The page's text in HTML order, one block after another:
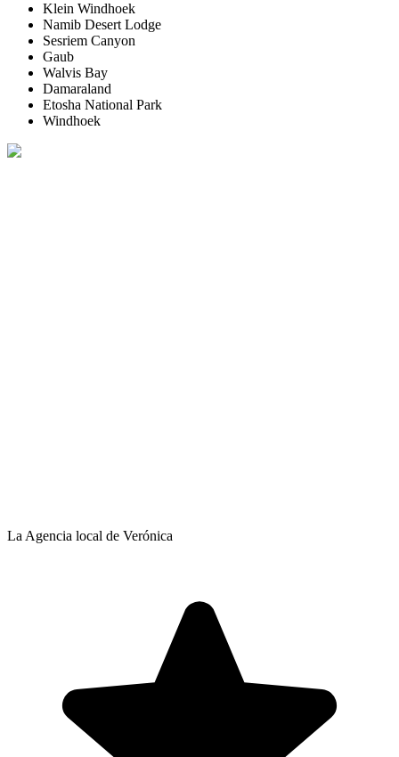
Klein Windhoek
Namib Desert Lodge
Sesriem Canyon
Gaub
Walvis Bay
Damaraland
Etosha National Park
Windhoek
La Agencia local de Verónica